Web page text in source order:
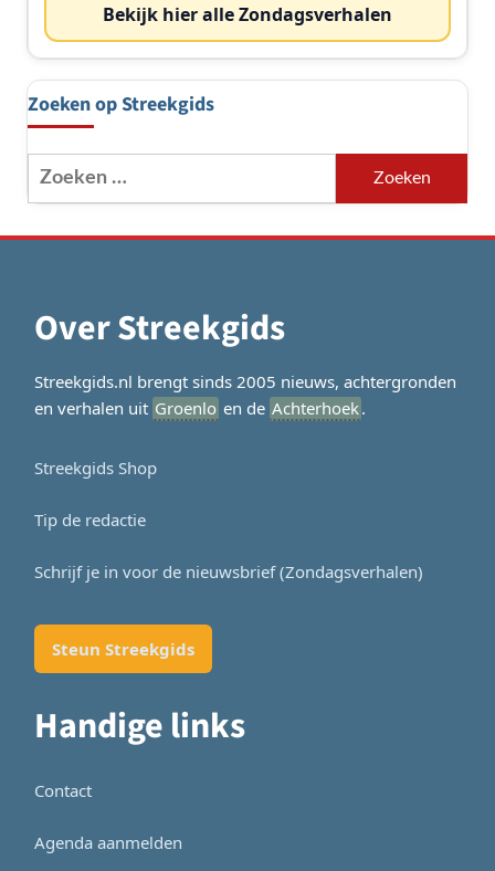
Bekijk hier alle Zondagsverhalen
Zoeken op Streekgids
Zoeken
naar:
Over Streekgids
Streekgids.nl brengt sinds 2005 nieuws, achtergronden
en verhalen uit Groenlo en de Achterhoek.
Streekgids Shop
Tip de redactie
Schrijf je in voor de nieuwsbrief (Zondagsverhalen)
Steun Streekgids
Handige links
Contact
Agenda aanmelden